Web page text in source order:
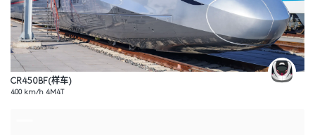
CR450BF(样车)
400 km/h 4M4T